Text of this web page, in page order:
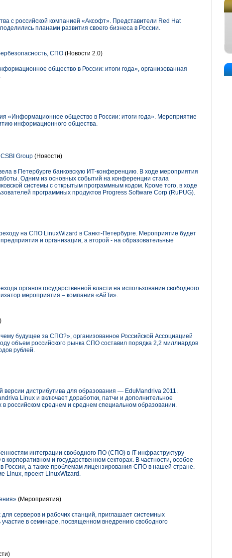
с российской компанией «Аксофт». Представители Red Hat
планами развития своего бизнеса в России.
СПО (Новости 2.0)
общество в России: итоги года», организованная
«Информационное общество в России: итоги года». Мероприятие
информационного общества.
Group (Новости)
в Петербурге банковскую ИТ-конференцию. В ходе мероприятия
Одним из основных событий на конференции стала
системы с открытым программным кодом. Кроме того, в ходе
программных продуктов Progress Software Corp (RuPUG).
на СПО LinuxWizard в Санкт-Петербурге. Мероприятие будет
и организации, а второй - на образовательные
органов государственной власти на использование свободного
мероприятия – компания «АйТи».
будущее за СПО?», организованное Российской Ассоциацией
объем российского рынка СПО составил порядка 2,2 миллиардов
рублей.
дистрибутива для образования — EduMandriva 2011.
Linux и включает доработки, патчи и дополнительное
российском среднем и среднем специальном образовании.
интеграции свободного ПО (СПО) в IT-инфраструктуру
и государственном секторах. В частности, особое
а также проблемам лицензирования СПО в нашей стране.
Linux, проект LinuxWizard.
(Мероприятия)
серверов и рабочих станций, приглашает системных
в семинаре, посвященном внедрению свободного